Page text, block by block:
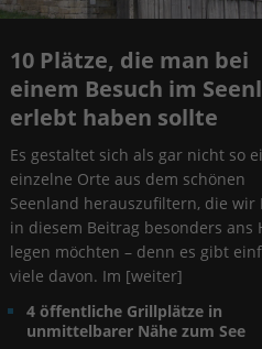
10 Plätze, die man bei
einem Besuch im
erlebt haben sollte
Es gestaltet sich als gar nicht so
einzelne Orte aus dem schönen
Seenland herauszufiltern, die wir
in diesem Beitrag besonders ans
legen möchten – denn es gibt
viele davon. Im [weiter]
4 öffentliche Grillplätze in
unmittelbarer Nähe zum See